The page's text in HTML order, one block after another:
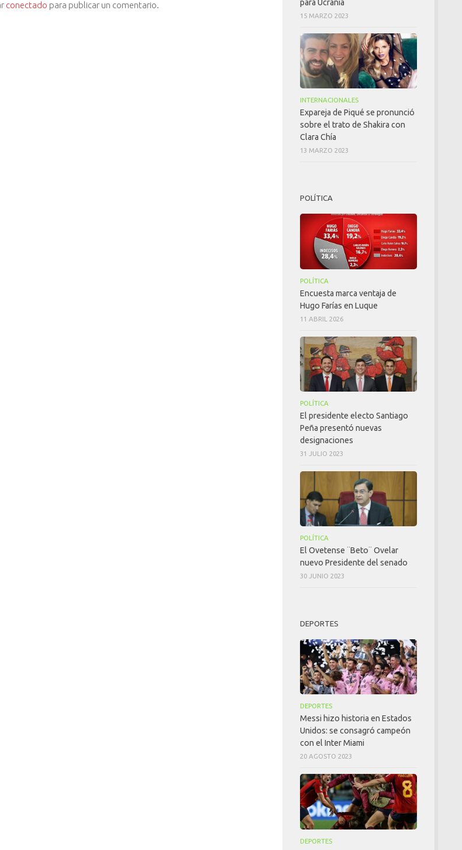
conectado para publicar un comentario.
para Ucrania
15 MARZO 2023
INTERNACIONALES
Expareja de Piqué se pronunció
sobre el trato de Shakira con
Clara Chía
13 MARZO 2023
POLÍTICA
POLÍTICA
Encuesta marca ventaja de
Hugo Farías en Luque
11 ABRIL 2026
POLÍTICA
El presidente electo Santiago
Peña presentó nuevas
designaciones
31 JULIO 2023
POLÍTICA
El Ovetense ¨Beto¨ Ovelar
nuevo Presidente del senado
30 JUNIO 2023
DEPORTES
DEPORTES
Messi hizo historia en Estados
Unidos: se consagró campeón
con el Inter Miami
20 AGOSTO 2023
DEPORTES